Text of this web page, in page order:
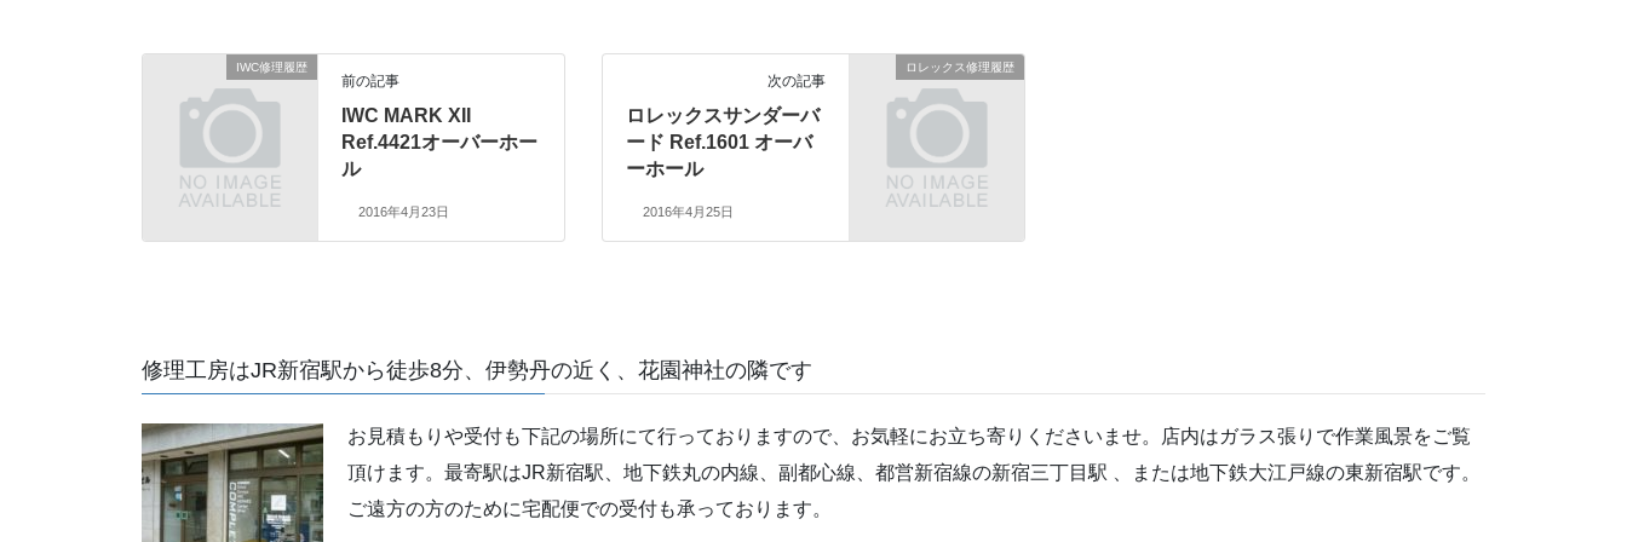
IWC修理履歴
前の記事
IWC MARK XII
Ref.4421オーバーホー
ル
2016年4月23日
ロレックス修理履歴
次の記事
ロレックスサンダーバ
ード Ref.1601 オーバ
ーホール
2016年4月25日
修理工房はJR新宿駅から徒歩8分、伊勢丹の近く、花園神社の隣です
お見積もりや受付も下記の場所にて行っておりますので、お気軽にお立ち寄りくださいませ。店内はガラス張りで作業風景をご覧
頂けます。最寄駅はJR新宿駅、地下鉄丸の内線、副都心線、都営新宿線の新宿三丁目駅 、または地下鉄大江戸線の東新宿駅です。
ご遠方の方のために宅配便での受付も承っております。